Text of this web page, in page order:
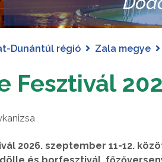
Dunántúl régió Zala megye
Fesztivál
2026. szeptember 11-12.